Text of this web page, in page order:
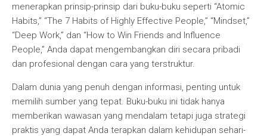
menerapkan prinsip-prinsip dari buku-buku seperti “Atomic
Habits,” “The 7 Habits of Highly Effective People,” “Mindset,”
“Deep Work,” dan “How to Win Friends and Influence
People,” Anda dapat mengembangkan diri secara pribadi
dan profesional dengan cara yang terstruktur.
Dalam dunia yang penuh dengan informasi, penting untuk
memilih sumber yang tepat. Buku-buku ini tidak hanya
memberikan wawasan yang mendalam tetapi juga strategi
praktis yang dapat Anda terapkan dalam kehidupan sehari-